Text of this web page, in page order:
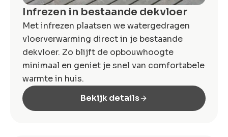
Infrezen in bestaande dekvloer
Met infrezen plaatsen we watergedragen
vloerverwarming direct in je bestaande
dekvloer. Zo blijft de opbouwhoogte
minimaal en geniet je snel van comfortabele
warmte in huis.
Bekijk details